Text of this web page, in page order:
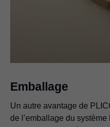
Emballage
Un autre avantage de
de l’emballage du